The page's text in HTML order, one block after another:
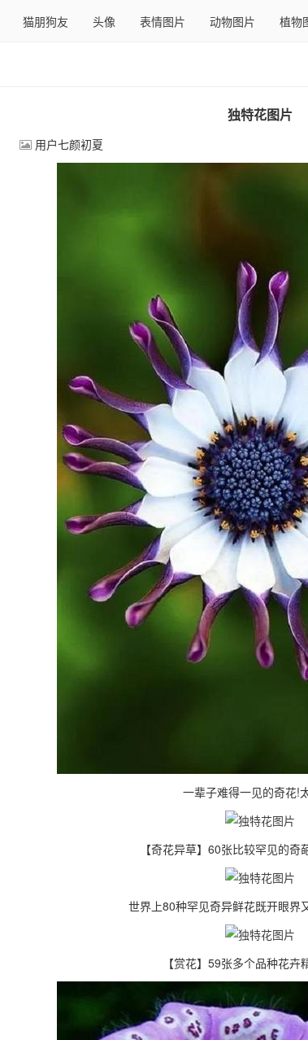
猫朋狗友 头像 表情图片 动物图片 植物
独特花图片
用户七颜初夏
一辈子难得一见的奇花!
【奇花异草】60张比较罕见的奇
世界上80种罕见奇异鲜花既开眼界
【赏花】59张多个品种花卉